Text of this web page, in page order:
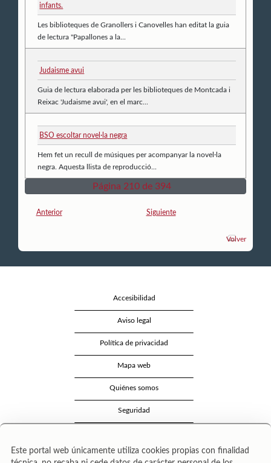
infants.
Les biblioteques de Granollers i Canovelles han editat la guia
de lectura "Papallones a la...
Judaisme avui
Guia de lectura elaborada per les biblioteques de Montcada i
Reixac 'Judaisme avui', en el marc...
BSO escoltar novel·la negra
Hem fet un recull de músiques per acompanyar la novel·la
negra. Aquesta llista de reproducció...
Página 210 de 394
Anterior Siguiente
Volver
Accesibilidad
Aviso legal
Política de privacidad
Mapa web
Quiénes somos
Seguridad
Este portal web únicamente utiliza cookies propias con finalidad